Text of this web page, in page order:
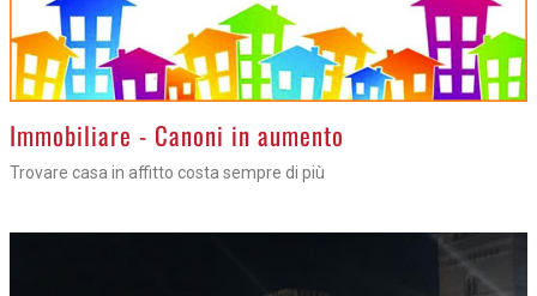
>Immobiliare - Canoni in aumento
Trovare casa in affitto costa sempre di più